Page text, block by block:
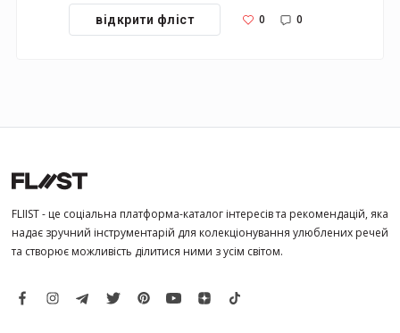
відкрити фліст 0 0
FLIIST - це соціальна платформа-каталог інтересів та рекомендацій, яка
надає зручний інструментарій для колекціонування улюблених речей
та створює можливість ділитися ними з усім світом.